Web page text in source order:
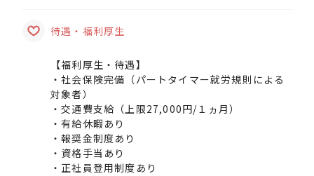
待遇・福利厚生
【福利厚生・待遇】
・社会保険完備（パートタイマー就労規則による
対象者）
・交通費支給（上限27,000円/１ヵ月）
・有給休暇あり
・報奨金制度あり
・資格手当あり
・正社員登用制度あり